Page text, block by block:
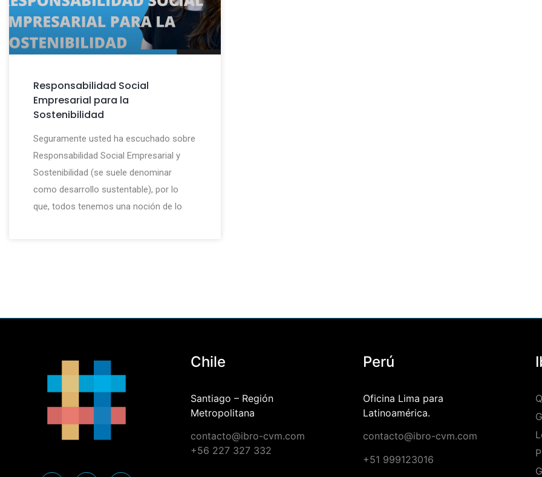
Responsabilidad Social
Empresarial para la
Sostenibilidad
Seguramente usted ha escuchado sobre
Responsabilidad Social Empresarial y
Sostenibilidad (se suele denominar
como desarrollo sustentable), por lo
que, todos tenemos una noción de lo
Chile
Santiago – Región
Metropolitana
contacto@ibro-cvm.com
+56 227 327 332
Perú
Oficina Lima para
Latinoamérica.
contacto@ibro-cvm.com
+51 999123016